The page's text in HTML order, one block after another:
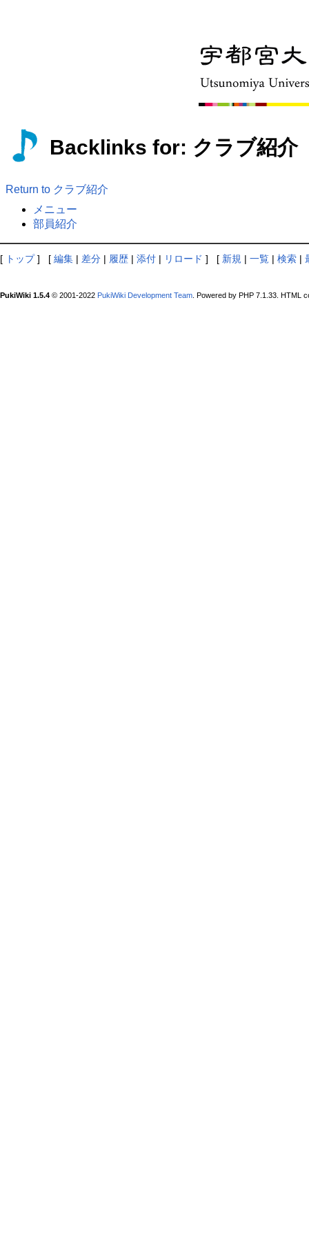
Backlinks for: クラブ紹介
Return to クラブ紹介
メニュー
部員紹介
[ トップ] [ 編集 | 差分 | 履歴 | 添付 | リロード ] [ 新規 | 一覧 | 検索 |
PukiWiki 1.5.4 © 2001-2022 PukiWiki Development Team . Powered by PHP 7.1.33. HTML